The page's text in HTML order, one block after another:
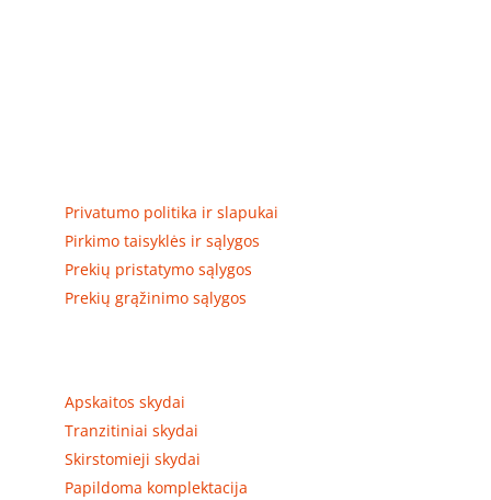
Privatumo politika ir slapukai
Pirkimo taisyklės ir sąlygos
Prekių pristatymo sąlygos
Prekių grąžinimo sąlygos
Apskaitos skydai
Tranzitiniai skydai
Skirstomieji skydai
Papildoma komplektacija